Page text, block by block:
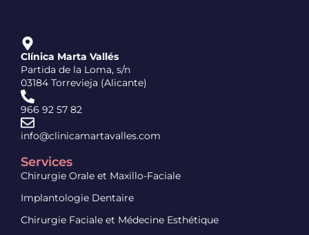
Clínica Marta Vallés
Partida de la Loma, s/n
03184 Torrevieja (Alicante)
966 92 57 82
info@clinicamartavalles.com
Services
Chirurgie Orale et Maxillo-Faciale
Implantologie Dentaire
Chirurgie Faciale et Médecine Esthétique